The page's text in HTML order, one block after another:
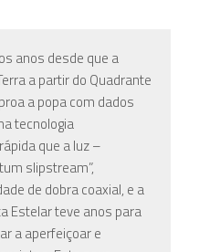
anos desde que a
a partir do Quadrante
a popa com dados
tecnologia
que a luz –
slipstream”,
de dobra coaxial, e a
Estelar teve anos para
a aperfeiçoar e